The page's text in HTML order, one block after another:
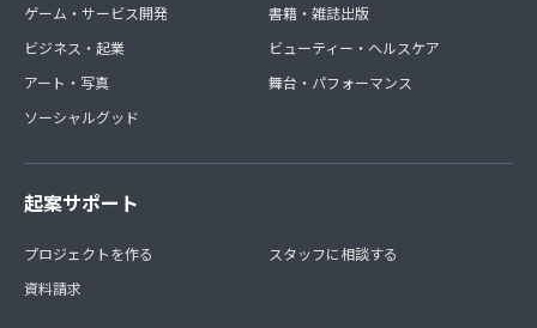
ゲーム・サービス開発
ビジネス・起業
アート・写真
ソーシャルグッド
書籍・雑誌出版
ビューティー・ヘルスケア
舞台・パフォーマンス
起案サポート
プロジェクトを作る
資料請求
スタッフに相談する